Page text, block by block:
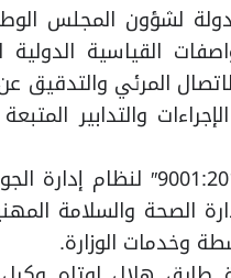
نجحت وزارة الدولة لشؤون
القياسية الدولية
المرئي
والتدابير
45001:2018” لنظام إدارة
وخدمات الوزارة.